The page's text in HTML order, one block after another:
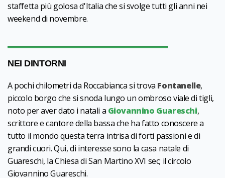
staffetta più golosa d'Italia che si svolge tutti gli anni nei
weekend di novembre.
NEI DINTORNI
A pochi chilometri da Roccabianca si trova Fontanelle,
piccolo borgo che si snoda lungo un ombroso viale di tigli,
noto per aver dato i natali a Giovannino Guareschi,
scrittore e cantore della bassa che ha fatto conoscere a
tutto il mondo questa terra intrisa di forti passioni e di
grandi cuori. Qui, di interesse sono la casa natale di
Guareschi, la Chiesa di San Martino XVI sec; il circolo
Giovannino Guareschi.